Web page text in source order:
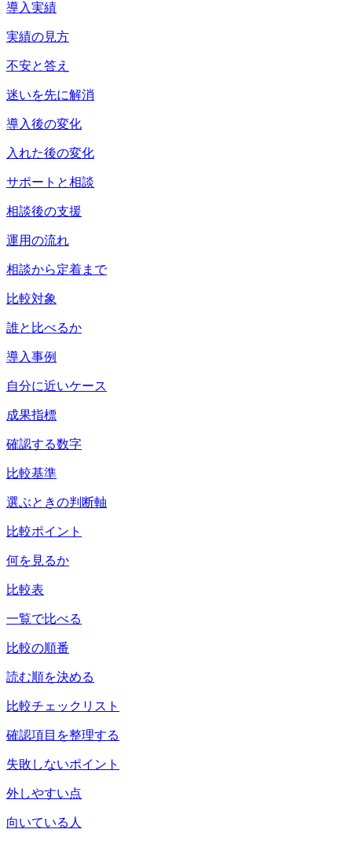
導入実績
実績の見方
不安と答え
迷いを先に解消
導入後の変化
入れた後の変化
サポートと相談
相談後の支援
運用の流れ
相談から定着まで
比較対象
誰と比べるか
導入事例
自分に近いケース
成果指標
確認する数字
比較基準
選ぶときの判断軸
比較ポイント
何を見るか
比較表
一覧で比べる
比較の順番
読む順を決める
比較チェックリスト
確認項目を整理する
失敗しないポイント
外しやすい点
向いている人